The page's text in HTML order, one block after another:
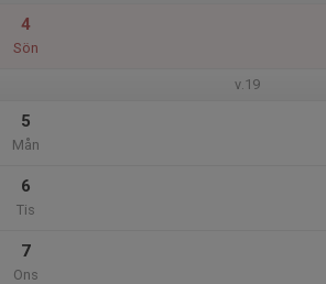
4
Sön
v.19
5
Mån
6
Tis
7
Ons